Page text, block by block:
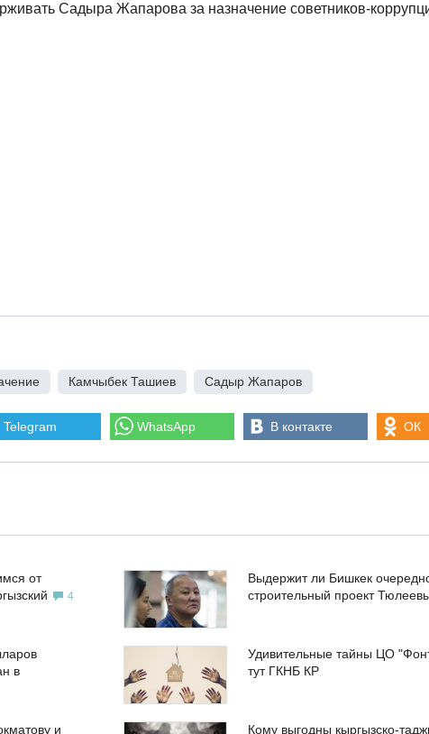
Садыра Жапарова за назначение советников-
Камчыбек Ташиев Садыр Жапаров
Telegram WhatsApp В контакте ОК
от
4
Выдержит ли Бишкек
строительный проект
в
Удивительные тайны ЦО
тут ГКНБ КР
и
Кому выгодны кыргызско-